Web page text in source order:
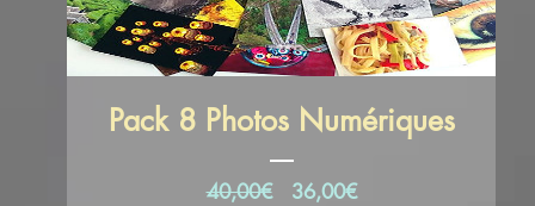
Pack 8 Photos Numériques
40,00€
Prix
36,00€Prix